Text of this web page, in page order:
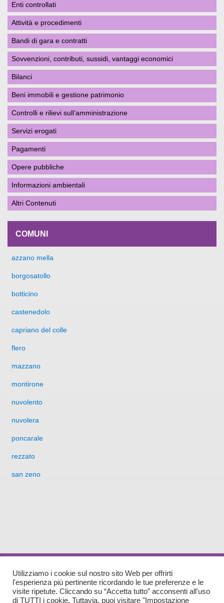
Enti controllati
Attività e procedimenti
Bandi di gara e contratti
Sovvenzioni, contributi, sussidi, vantaggi economici
Bilanci
Beni immobili e gestione patrimonio
Controlli e rilievi sull’amministrazione
Servizi erogati
Pagamenti
Opere pubbliche
Informazioni ambientali
Altri Contenuti
COMUNI
azzano mella
borgosatollo
botticino
castenedolo
capriano del colle
flero
mazzano
montirone
nuvolento
nuvolera
poncarale
rezzato
san zeno
Utilizziamo i cookie sul nostro sito Web per offrirti
l'esperienza più pertinente ricordando le tue preferenze e le
visite ripetute. Cliccando su “Accetta tutto” acconsenti all'uso
di TUTTI i cookie. Tuttavia, puoi visitare "Impostazione
Piazza Vantini, 21 - C.A.P. 25086
Tel (030)2794095 - Fax(030)2595155 - E-mail:info@pdzbsest.it-asc@pec.pdzbsest.it